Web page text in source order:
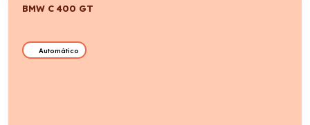
BMW C 400 GT
Automático